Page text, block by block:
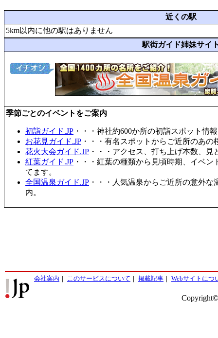
近くの駅
5km以内に他の駅はありません
駅街ガイド姉妹サイ
季節ごとのイベントをご案内
初詣ガイド.JP ・・・神社約600か所の初詣スポット情
お花見ガイド.JP ・・・有名スポットからご近所のあ
花火大会ガイド.JP ・・・アクセス、打ち上げ本数、
紅葉ガイド.JP ・・・紅葉の種類から見頃時期、イベ
てます。
全国温泉ガイド.JP ・・・人気温泉からご近所の意外
内。
会社案内 ｜ このサービスについて ｜ 掲載記事 ｜ Webサイトにつ